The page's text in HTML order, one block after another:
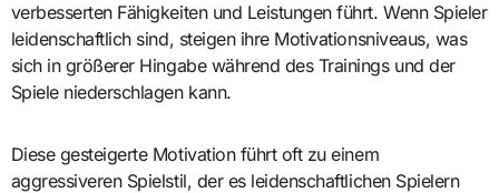
verbesserten Fähigkeiten und Leistungen führt. Wenn Spieler
leidenschaftlich sind, steigen ihre Motivationsniveaus, was
sich in größerer Hingabe während des Trainings und der
Spiele niederschlagen kann.
Diese gesteigerte Motivation führt oft zu einem
aggressiveren Spielstil, der es leidenschaftlichen Spielern